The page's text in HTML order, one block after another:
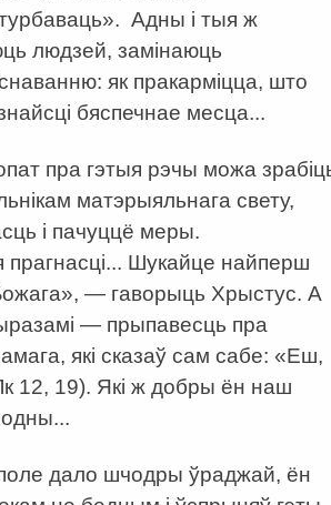
Адны і тыя ж
людзей, замінаюць
як пракарміцца, што
бяспечнае месца...
пра гэтыя рэчы можа
матэрыяльнага свету,
і пачуццё меры.
Шукайце найперш
— гаворыць Хрыстус. А
— прыпавесць пра
які сказаў сам сабе: «Еш,
12, 19). Які ж добры ён наш
дало шчодры ўраджай, ён